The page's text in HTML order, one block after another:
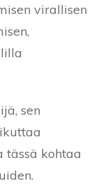
virallisen
sen
tässä kohtaa